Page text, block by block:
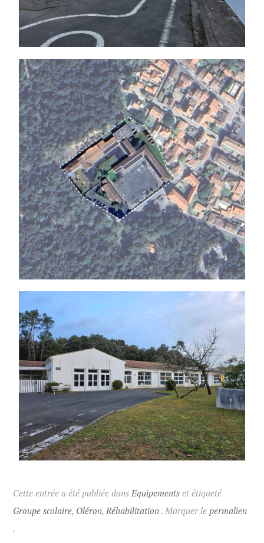
Cette entrée a été publiée dansEquipements et étiqueté
Groupe scolaire, Oléron,Réhabilitation. Marquer lepermalien
.